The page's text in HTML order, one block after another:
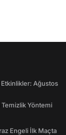
Etkinlikler: Ağustos
Temizlik Yöntemi
Engeli İlk Maçta